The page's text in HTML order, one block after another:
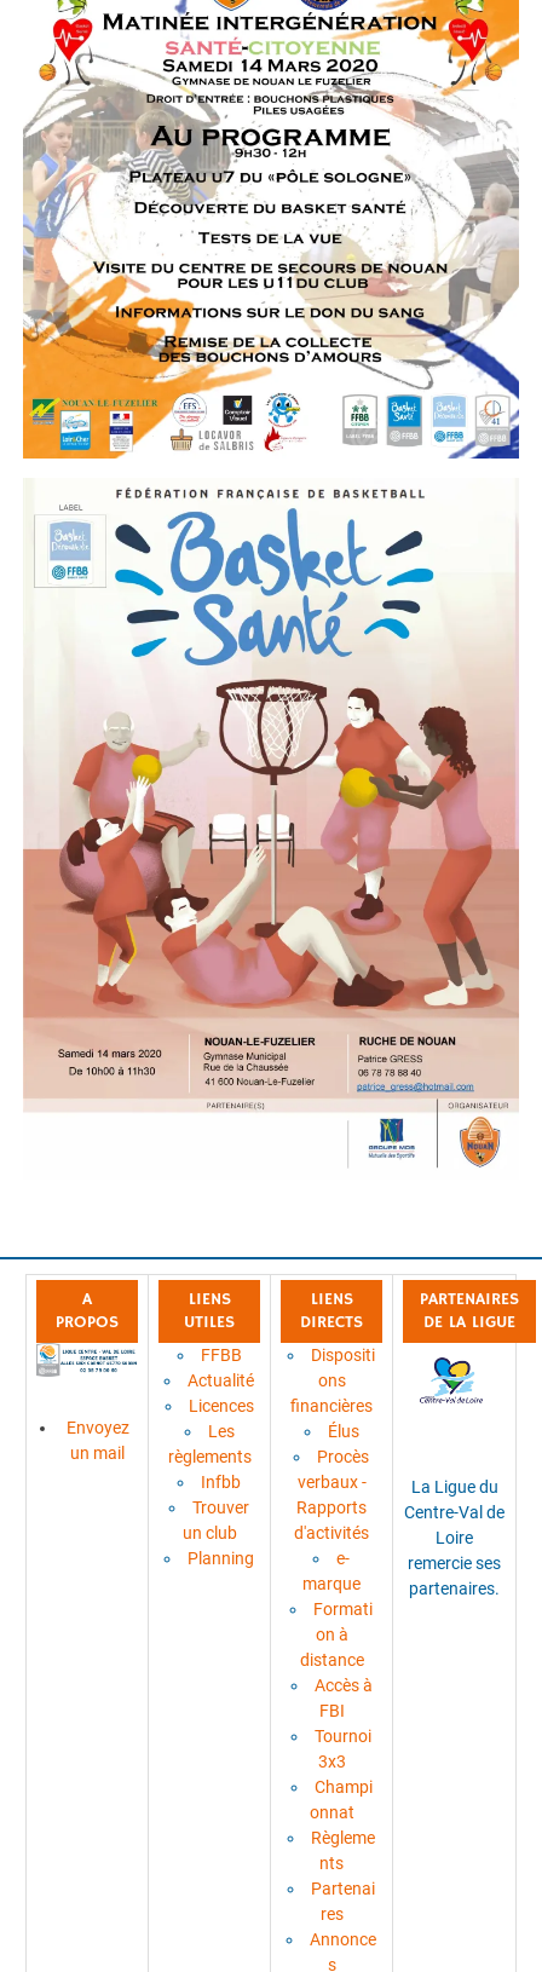
A
PROPOS
Envoyez
un mail
LIENS
UTILES
FFBB
Actualité
Licences
Les
règlements
Infbb
Trouver
un club
Planning
LIENS
DIRECTS
Dispositi
ons
financières
Élus
Procès
verbaux -
Rapports
d'activités
e-
marque
Formati
on à
distance
Accès à
FBI
Tournoi
3x3
Champi
onnat
Règleme
nts
Partenai
res
Annonce
s
PARTENAIRES
DE LA LIGUE
La Ligue du
Centre-Val de
Loire
remercie ses
partenaires.